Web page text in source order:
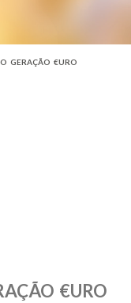
GERAÇÃO €URO
€URO​